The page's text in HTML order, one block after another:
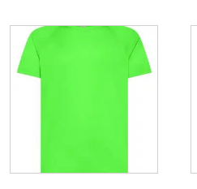
Questo
prodotto
ha